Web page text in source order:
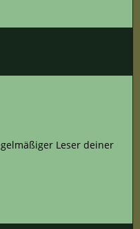
Leser deiner